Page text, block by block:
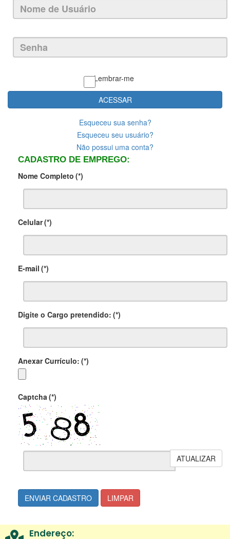
Lembrar-me
ACESSAR
Esqueceu sua senha?
Esqueceu seu usuário?
Não possui uma conta?
CADASTRO DE EMPREGO:
Nome Completo (*)
Celular(*)
E-mail (*)
Digite o Cargo pretendido: (*)
Anexar Currículo: (*)
Captcha (*)
ATUALIZAR
ENVIAR CADASTRO LIMPAR
Endereço: